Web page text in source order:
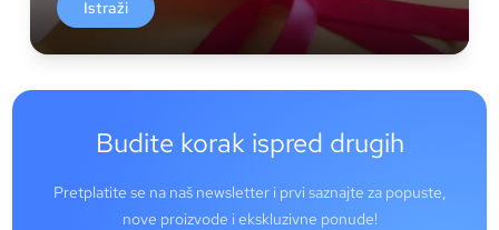
Istraži
Budite korak ispred drugih
Pretplatite se na naš newsletter i prvi saznajte za popuste,
nove proizvode i ekskluzivne ponude!